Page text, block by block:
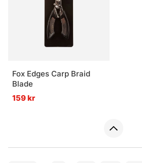
Fox Edges Carp Braid
Blade
159 kr